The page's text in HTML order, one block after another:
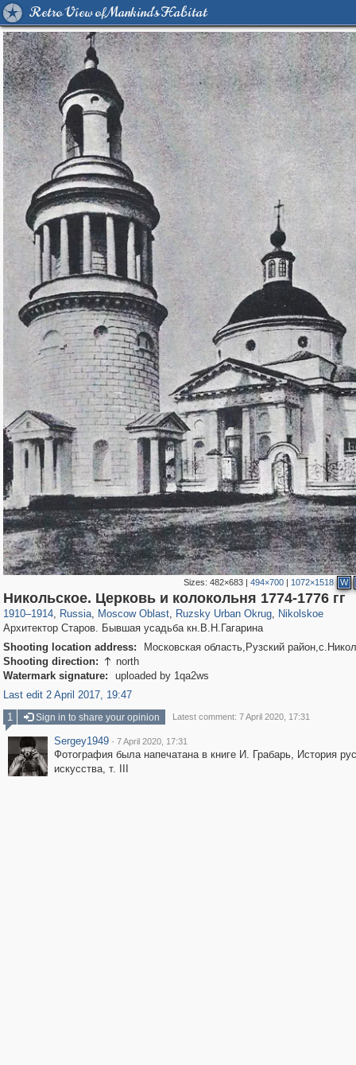
Retro View of Mankind's Habitat
Sizes: 482×683| 494×700| 1072×1518 W
Никольское. Церковь и колокольня 1774-1776 гг
1910–1914, Russia
1,406,144 29,243
, Moscow Oblast
96,281 1,691
, Ruzsky Urban Okrug
2,355 8
, Nikolskoe
143
Архитектор Старов. Бывшая усадьба кн.В.Н.Гагарина
Shooting location address:
Московская область,Рузский
Shooting direction:  north
Watermark signature:
uploaded by 1qa2ws
Last edit 2 April 2017, 19:47
1
Sign in to share your opinion Latest comment: 7 April 2020, 17:31
Sergey1949 · 7 April 2020, 17:31
Фотография была напечатана в книге И. Грабарь, История
искусства, т. III